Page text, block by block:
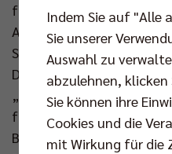
für die Berliner (42 Siege
Aufseiten des
Spieler erstmals daheim
Duell ein. Einer von ihnen
„Ich weiß, dass das
für alle ist. Ich glaube, es
Bundesligaspiel gegen
Indem Sie auf "Alle
Sie unserer
Auswahl zu
abzulehnen, klicken
Sie können ihre
Cookies und die
mit Wirkung für die